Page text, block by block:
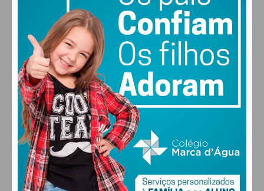
SÁB
FARMACIAS DE SERVIÇO EM PAÇOS DE
FERREIRA